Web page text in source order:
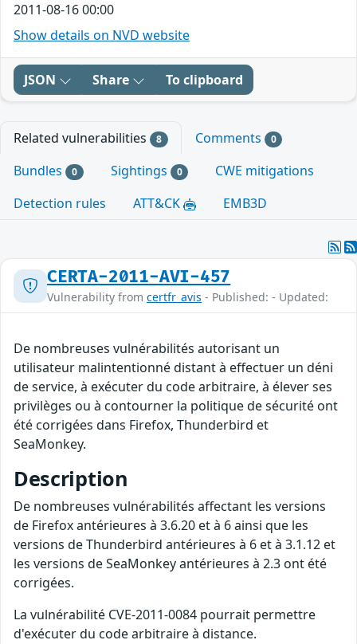
2011-08-16 00:00
Show details on NVD website
JSON Share To clipboard
Related vulnerabilities 8 Comments 0
Bundles 0 Sightings 0
CWE mitigations
Detection rules
ATT&CK EMB3D
CERTA-2011-AVI-457
Vulnerability from certfr_avis - Published: - Updated:
De nombreuses vulnérabilités autorisant un
utilisateur malintentionné distant à effectuer un déni
de service, à exécuter du code arbitraire, à élever ses
privilèges ou à contourner la politique de sécurité ont
été corrigées dans Firefox, Thunderbird et
SeaMonkey.
Description
De nombreuses vulnérabilités affectant les versions
de Firefox antérieures à 3.6.20 et à 6 ainsi que les
versions de Thunderbird antérieures à 6 et à 3.1.12 et
les versions de SeaMonkey antérieures à 2.3 ont été
corrigées.
La vulnérabilité CVE-2011-0084 pourrait permettre
d'exécuter du code arbitraire à distance.